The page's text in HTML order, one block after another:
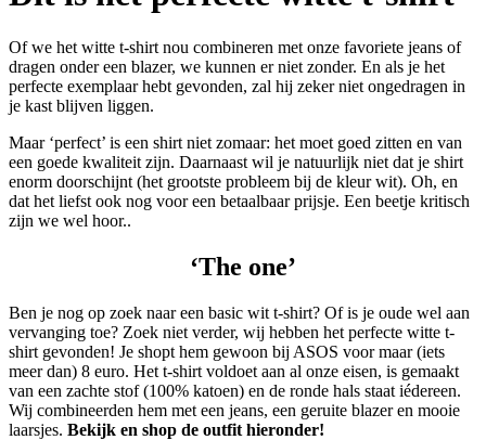
Of we het witte t-shirt nou combineren met onze favoriete jeans of
dragen onder een blazer, we kunnen er niet zonder. En als je het
perfecte exemplaar hebt gevonden, zal hij zeker niet ongedragen in
je kast blijven liggen.
Maar ‘perfect’ is een shirt niet zomaar: het moet goed zitten en van
een goede kwaliteit zijn. Daarnaast wil je natuurlijk niet dat je shirt
enorm doorschijnt (het grootste probleem bij de kleur wit). Oh, en
dat het liefst ook nog voor een betaalbaar prijsje. Een beetje kritisch
zijn we wel hoor..
‘The one’
Ben je nog op zoek naar een basic wit t-shirt? Of is je oude wel aan
vervanging toe? Zoek niet verder, wij hebben het perfecte witte t-
shirt gevonden! Je shopt hem gewoon bij ASOS voor maar (iets
meer dan) 8 euro. Het t-shirt voldoet aan al onze eisen, is gemaakt
van een zachte stof (100% katoen) en de ronde hals staat iédereen.
Wij combineerden hem met een jeans, een geruite blazer en mooie
laarsjes. Bekijk en shop de outfit hieronder!